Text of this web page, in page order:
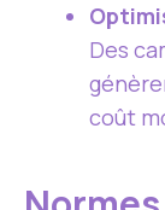
Des
coût